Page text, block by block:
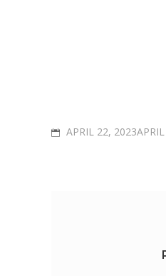
POSTED
APRIL 22,